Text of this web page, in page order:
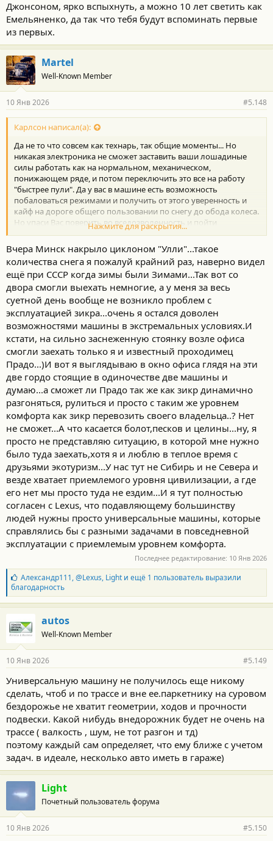
Джонсоном, ярко вспыхнуть, а можно 10 лет светить как
Емельяненко, да так что тебя будут вспоминать первые
из первых.
Martel
Well-Known Member
10 Янв 2026 #5.148
Карлсон написал(а):
Да не то что совсем как технарь, так общие моменты... Но
никакая электроника не сможет заставить ваши лошадиные
силы работать как на нормальном, механическом,
понижающем ряде, и потом переключить это все на работу
"быстрее пули". Да у вас в машине есть возможность
побаловаться режимами и получить от этого уверенность и
кайф на дороге общего пользовании по снегу до обода колеса.
Но упаси Вас поверить во вседозволенность и пойти
штурмовать болота, песок, или целину, как может себе
позволить Прадик, ведь именно с него начался весь "разбор".
Это не решается программно. Здесь механическая часть нужна
с большим запасом мощности. Именно поэтому и упомянул
про несколько обмоток двигателя.
Нажмите для раскрытия...
Вчера Минск накрыло циклоном "Улли"...такое
количества снега я пожалуй крайний раз, наверно видел
ещё при СССР когда зимы были Зимами...Так вот со
двора смогли выехать немногие, а у меня за весь
суетной день вообще не возникло проблем с
эксплуатацией зикра...очень я остался доволен
возможностями машины в экстремальных условиях.И
кстати, на сильно заснеженную стоянку возле офиса
смогли заехать только я и известный проходимец
Прадо...)И вот я выглядываю в окно офиса глядя на эти
две гордо стоящие в одиночестве две машины и
думаю...а сможет ли Прадо так же как зикр динамично
разгоняться, рулиться и просто с таким же уровнем
комфорта как зикр перевозить своего владельца..? Нет
не сможет...А что касается болот,песков и целины...ну, я
просто не представляю ситуацию, в которой мне нужно
было туда заехать,хотя я и люблю в теплое время с
друзьями экотуризм...У нас тут не Сибирь и не Севера и
везде хватает приемлемого уровня цивилизации, а где
его нет мы просто туда не ездим...И я тут полностью
согласен с Lexus, что подавляющему большинству
людей нужны просто универсальные машины, которые
справлялись бы с разными задачами в повседневной
эксплуатации с приемлемым уровнем комфорта.
Последнее редактирование: 10 Янв 2026
Б
л
а
г
д
а
р
о
т
и
:
Александр111,@Lexus, Lightи ещё 1 пользователь выразили
благодарность
autos
Well-Known Member
10 Янв 2026 #5.149
Универсальную машину не получилось еще никому
сделать, чтоб и по трассе и вне ее.паркетнику на суровом
бездорожье не хватит геометрии, ходов и прочности
подвески. Какой нибудь внедорожник будет не очень на
трассе ( валкость , шум, не тот разгон и тд)
поэтому каждый сам определяет, что ему ближе с учетом
задач. в идеале, несколько авто иметь в гараже)
Light
Почетный пользователь форума
10 Янв 2026 #5.150